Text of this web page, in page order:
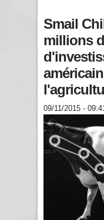
Smail
millions
09/11/2015 - 09:41